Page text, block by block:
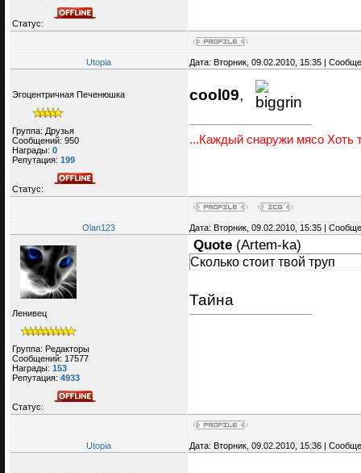
Статус:
Utopia Дата: Вторник, 09.02.2010, 15:35 |
Эгоцентричная Печенюшка
Группа: Друзья
Сообщений: 950
Награды: 0
Репутация: 199
Статус:
cool09,
...Каждый снаружи мясо Хоть
Olan123 Дата: Вторник, 09.02.2010, 15:35 |
Ленивец
Группа: Редакторы
Сообщений: 17577
Награды: 153
Репутация: 4933
Статус:
Quote (Artem-ka)
Сколько стоит твой труп
Тайна
Utopia Дата: Вторник, 09.02.2010, 15:36 |